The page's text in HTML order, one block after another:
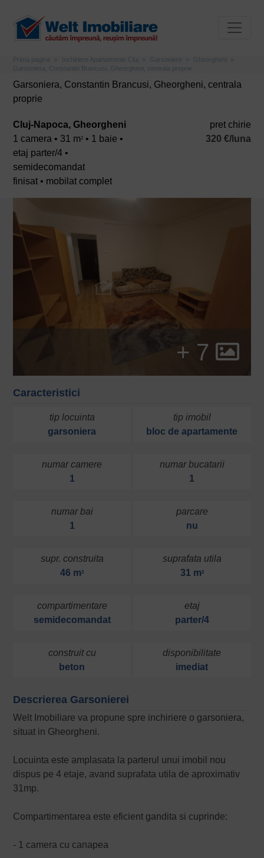
Prima pagina Inchiriere Apartamente Cluj Garsoniere
Gheorgheni
Garsoniera, Constantin Brancusi, Gheorgheni, centrala proprie
Garsoniera, Constantin Brancusi, Gheorgheni, centrala
proprie
Cluj-Napoca, Gheorgheni
1 camera • 31 m2 • 1 baie •
etaj parter/4 •
semidecomandat
finisat • mobilat complet
pret chirie
320 €/luna
+ 7
Caracteristici
tip locuinta
garsoniera
tip imobil
bloc de apartamente
numar camere
1
numar bucatarii
1
numar bai
1
parcare
nu
supr. construita
46 m2
suprafata utila
31 m2
compartimentare
semidecomandat
etaj
parter/4
construit cu
beton
disponibilitate
imediat
Descrierea Garsonierei
Welt Imobiliare va propune spre inchiriere o garsoniera,
situat in Gheorgheni.
Locuinta este amplasata la parterul unui imobil nou
dispus pe 4 etaje, avand suprafata utila de aproximativ
31mp.
Compartimentarea este eficient gandita si cuprinde:
- 1 camera cu canapea